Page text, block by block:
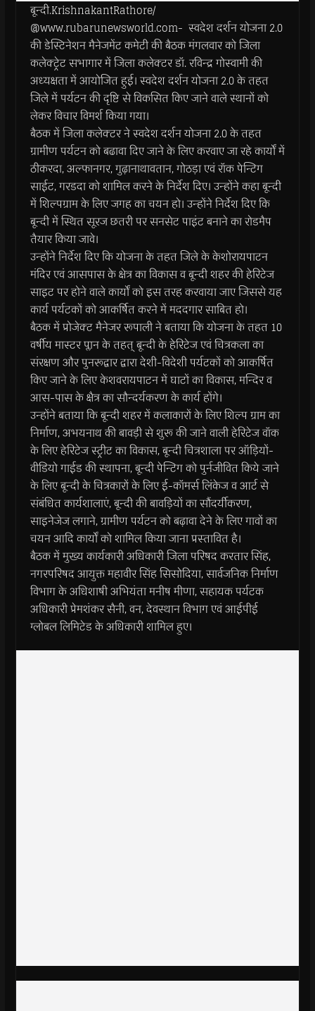
बून्दी.KrishnakantRathore/
@www.rubarunewsworld.com- स्वदेश दर्शन योजना 2.0
की डेस्टिनेशन मैनेजमेंट कमेटी की बैठक मंगलवार को जिला
कलेक्ट्रेट सभागार में जिला कलेक्टर डॉ. रविन्द्र गोस्वामी की
अध्यक्षता में आयोजित हुई। स्वदेश दर्शन योजना 2.0 के तहत
जिले में पर्यटन की दृष्टि से विकसित किए जाने वाले स्थानों को
लेकर विचार विमर्श किया गया।
बैठक में जिला कलेक्टर ने स्वदेश दर्शन योजना 2.0 के तहत
ग्रामीण पर्यटन को बढावा दिए जाने के लिए करवाए जा रहे कार्यों में
ठीकरदा, अल्फानगर, गुढ़ानाथावतान, गोठड़ा एवं रॉक पेन्टिग
साईट, गरडदा को शामिल करने के निर्देश दिए। उन्होंने कहा बून्दी
में शिल्पग्राम के लिए जगह का चयन हो। उन्होंने निर्देश दिए कि
बून्दी में स्थित सूरज छतरी पर सनसेट पाइंट बनाने का रोडमैप
तैयार किया जावे।
उन्होंने निर्देश दिए कि योजना के तहत जिले के केशोरायपाटन
मंदिर एवं आसपास के क्षेत्र का विकास व बून्दी शहर की हेरिटेज
साइट पर होने वाले कार्यों को इस तरह करवाया जाए जिससे यह
कार्य पर्यटकों को आकर्षित करने में मददगार साबित हो।
बैठक में प्रोजेक्ट मैनेजर रूपाली ने बताया कि योजना के तहत 10
वर्षीय मास्टर प्लान के तहत् बून्दी के हेरिटेज एवं चित्रकला का
संरक्षण और पुनरूद्वार द्वारा देशी-विदेशी पर्यटकों को आकर्षित
किए जाने के लिए केशवरायपाटन में घाटों का विकास, मन्दिर व
आस-पास के क्षैत्र का सौन्दर्यकरण के कार्य होंगे।
उन्होंने बताया कि बून्दी शहर में कलाकारों के लिए शिल्प ग्राम का
निर्माण, अभयनाथ की बावड़ी से शुरू की जाने वाली हेरिटेज वॉक
के लिए हेरिटेज स्ट्रीट का विकास, बून्दी चित्रशाला पर ऑड़ियों-
वीडियो गाईड की स्थापना, बून्दी पेन्टिग को पुर्नजीवित किये जाने
के लिए बून्दी के चित्रकारों के लिए ई-कॉमर्स लिंकेज व आर्ट से
संबंधित कार्यशालाएं, बून्दी की बावड़ियों का सौंदर्यीकरण,
साइनेजेज लगाने, ग्रामीण पर्यटन को बढ़ावा देने के लिए गावों का
चयन आदि कार्यों को शामिल किया जाना प्रस्तावित है।
बैठक में मुख्य कार्यकारी अधिकारी जिला परिषद करतार सिंह,
नगरपरिषद आयुक्त महावीर सिंह सिसोदिया, सार्वजनिक निर्माण
विभाग के अधिशाषी अभियंता मनीष मीणा, सहायक पर्यटक
अधिकारी प्रेमशंकर सैनी, वन, देवस्थान विभाग एवं आईपीई
ग्लोबल लिमिटेड के अधिकारी शामिल हुए।